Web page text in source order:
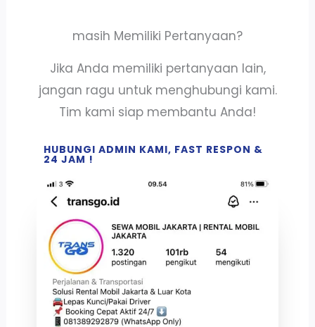
masih Memiliki Pertanyaan?
Jika Anda memiliki pertanyaan lain,
jangan ragu untuk menghubungi kami.
Tim kami siap membantu Anda!
HUBUNGI ADMIN KAMI, FAST RESPON &
24 JAM !